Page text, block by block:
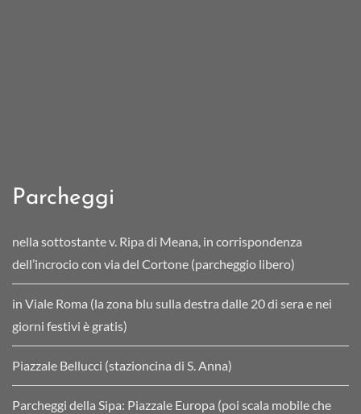
Parcheggi
nella sottostante v. Ripa di Meana, in corrispondenza
dell’incrocio con via del Cortone (parcheggio libero)
in Viale Roma (la zona blu sulla destra dalle 20 di sera e nei
giorni festivi è gratis)
Piazzale Bellucci (stazioncina di S. Anna)
Parcheggi della Sipa: Piazzale Europa (poi scala mobile che